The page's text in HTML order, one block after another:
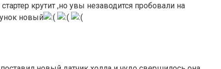
крутит ,но увы незаводится пробовали на
новый